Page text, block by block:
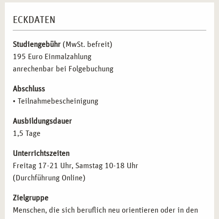
ECKDATEN
Studiengebühr (MwSt. befreit)
195 Euro Einmalzahlung
anrechenbar bei Folgebuchung
Abschluss
• Teilnahmebescheinigung
Ausbildungsdauer
1,5 Tage
Unterrichtszeiten
Freitag 17-21 Uhr, Samstag 10-18 Uhr
(Durchführung Online)
Zielgruppe
Menschen, die sich beruflich neu orientieren oder in den